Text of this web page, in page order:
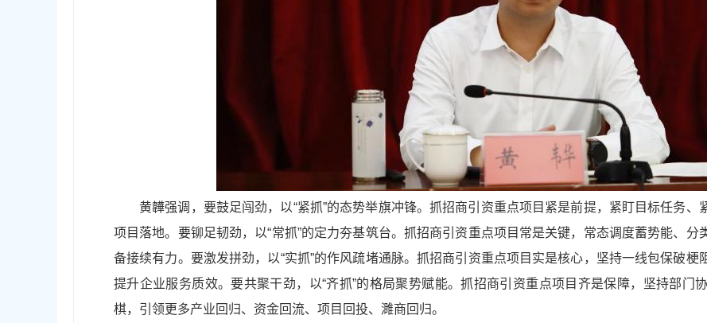
黄韡强调，要鼓足闯劲，以“紧抓”的态势举旗冲锋。抓招商引资重点项目紧是前提，紧盯目标任务
项目落地。要铆足韧劲，以“常抓”的定力夯基筑台。抓招商引资重点项目常是关键，常态调度蓄势能、
备接续有力。要激发拼劲，以“实抓”的作风疏堵通脉。抓招商引资重点项目实是核心，坚持一线包保破
提升企业服务质效。要共聚干劲，以“齐抓”的格局聚势赋能。抓招商引资重点项目齐是保障，坚持部门
棋，引领更多产业回归、资金回流、项目回投、濉商回归。